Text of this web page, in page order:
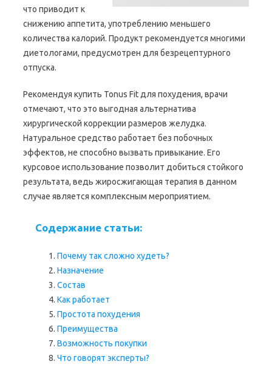
что приводит к
снижению аппетита, употреблению меньшего
количества калорий. Продукт рекомендуется многими
диетологами, предусмотрен для безрецептурного
отпуска.
Рекомендуя купить Tonus Fit для похудения, врачи
отмечают, что это выгодная альтернатива
хирургической коррекции размеров желудка.
Натуральное средство работает без побочных
эффектов, не способно вызвать привыкание. Его
курсовое использование позволит добиться стойкого
результата, ведь жиросжигающая терапия в данном
случае является комплексным мероприятием.
Содержание статьи:
Почему так сложно худеть?
Назначение
Состав
Как работает
Простота похудения
Преимущества
Возможность покупки
Что говорят эксперты?